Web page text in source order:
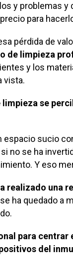
y problemas y
para
pérdida de
de limpieza
y los
vista.
limpieza se
espacio sucio
no se ha
Y eso
realizado una
ha quedado a
para
del